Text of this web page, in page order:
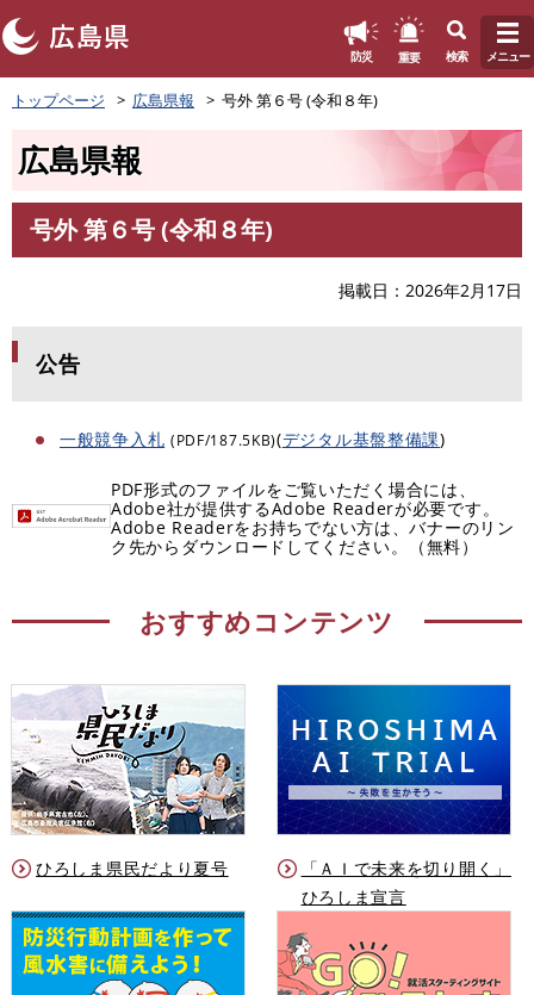
ペ
ー
頭
す
防災 重要 検索 メニュー
トップページ 広島県報 号外 第６号 (令和８年)
広島県報
文
号外 第６号 (令和８年)
掲載日 2026年2月17日
公告
一般競争入札 (PDF/187.5KB)(デジタル基盤整備課)
PDF形式のファイルをご覧いただく場合には、
Adobe社が提供するAdobe Readerが必要です。
Adobe Readerをお持ちでない方は、バナーのリン
ク先からダウンロードしてください。（無料）
おすすめコンテンツ
ひろしま県民だより夏号
「ＡＩで未来を切り開く」
ひろしま宣言